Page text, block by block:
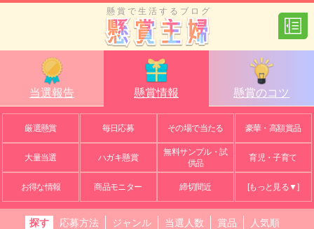
懸賞で生活するブログ
当選報告 懸賞情報 懸賞のコツ
厳選懸賞 毎日応募 その場で当たる 豪華・高額賞品
大量当選 ハガキ懸賞
無料サンプル・試
供品
育児・子育て
お得な情報 商品モニター 締切間近 [もっと見る▼]
探す 応募方法 ジャンル 当選人数 賞品 人気順